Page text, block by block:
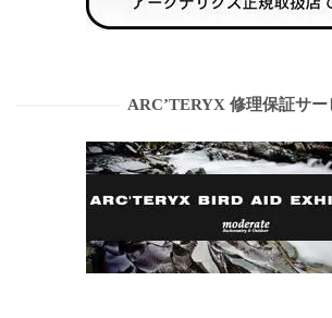
ARC’TERYX 修理保証サー